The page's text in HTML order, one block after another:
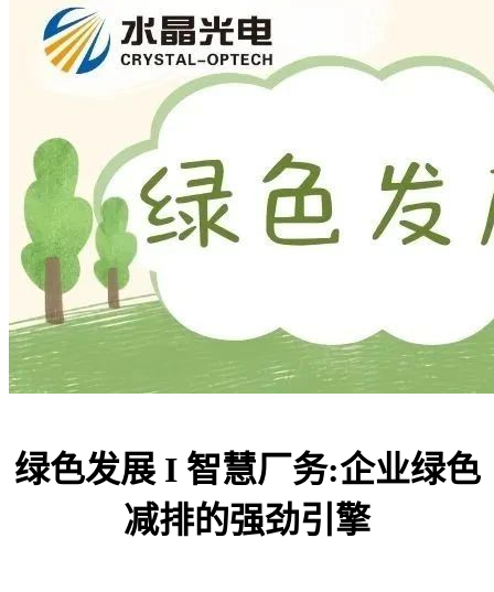
绿色发展 I 智慧厂务:企业绿色
减排的强劲引擎